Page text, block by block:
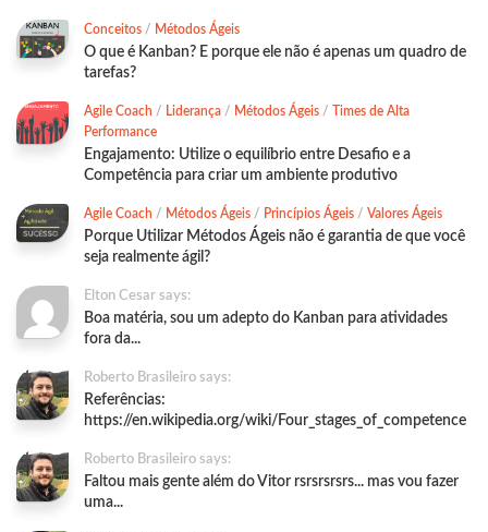
Conceitos / Métodos Ágeis
O que é Kanban? E porque ele não é apenas um quadro de
tarefas?
Agile Coach / Liderança / Métodos Ágeis / Times de Alta
Performance
Engajamento: Utilize o equilíbrio entre Desafio e a
Competência para criar um ambiente produtivo
Agile Coach / Métodos Ágeis / Princípios Ágeis / Valores Ágeis
Porque Utilizar Métodos Ágeis não é garantia de que você
seja realmente ágil?
Elton Cesar says:
Boa matéria, sou um adepto do Kanban para atividades
fora da...
Roberto Brasileiro says:
Referências:
https://en.wikipedia.org/wiki/Four_stages_of_competence
Roberto Brasileiro says:
Faltou mais gente além do Vitor rsrsrsrsrs... mas vou fazer
uma...